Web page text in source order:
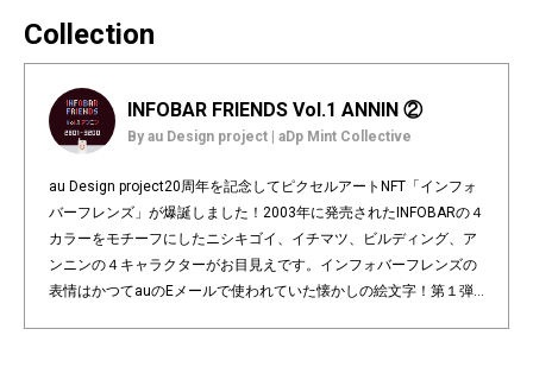
Collection
INFOBAR FRIENDS Vol.1 ANNIN ②
By au Design project | aDp Mint Collective
au Design project20周年を記念してピクセルアートNFT「インフォ
バーフレンズ」が爆誕しました！2003年に発売されたINFOBARの４
カラーをモチーフにしたニシキゴイ、イチマツ、ビルディング、ア
ンニンの４キャラクターがお目見えです。インフォバーフレンズの
表情はかつてauのEメールで使われていた懐かしの絵文字！第１弾